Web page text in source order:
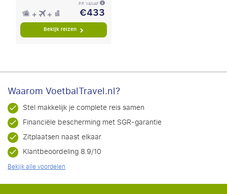
P.P. VANAF
€433
Bekijk reizen
Waarom VoetbalTravel.nl?
Stel makkelijk je complete reis samen
Financiële bescherming met SGR-garantie
Zitplaatsen naast elkaar
Klantbeoordeling 8.9/10
Bekijk alle voordelen